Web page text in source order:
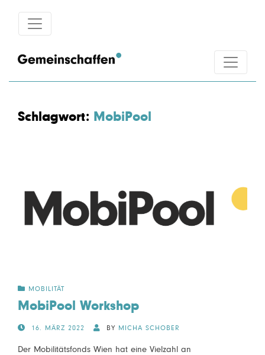
Schlagwort: MobiPool
MOBILITÄT
MobiPool Workshop
POSTED16. MÄRZ 2022 BY MICHA SCHOBER
Der Mobilitätsfonds Wien hat eine Vielzahl an